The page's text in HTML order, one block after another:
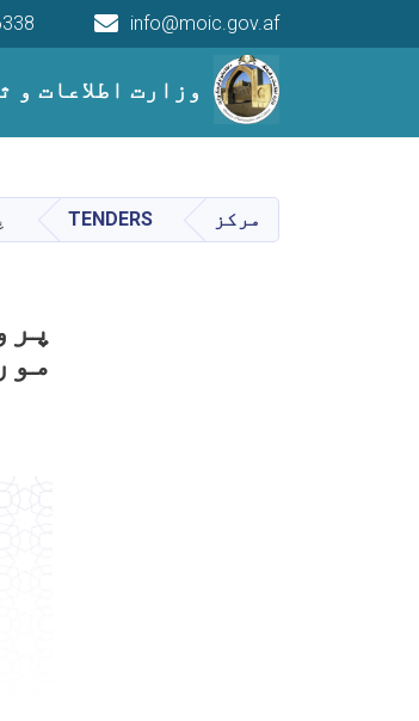
وزارت اطلاعات و
info@moic.gov.af
Main navigation
مرکز TENDERS